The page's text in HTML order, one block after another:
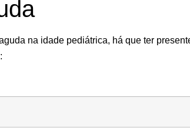
na idade pediátrica, há que ter